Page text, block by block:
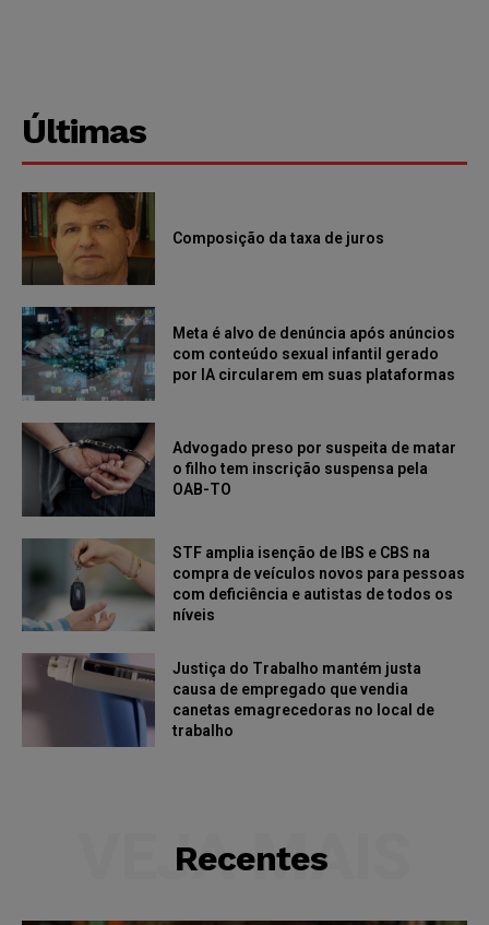
Últimas
Composição da taxa de juros
Meta é alvo de denúncia após anúncios
com conteúdo sexual infantil gerado
por IA circularem em suas plataformas
Advogado preso por suspeita de matar
o filho tem inscrição suspensa pela
OAB-TO
STF amplia isenção de IBS e CBS na
compra de veículos novos para pessoas
com deficiência e autistas de todos os
níveis
Justiça do Trabalho mantém justa
causa de empregado que vendia
canetas emagrecedoras no local de
trabalho
Recentes
VEJA MAIS